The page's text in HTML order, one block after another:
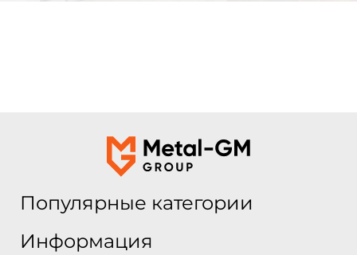
Популярные категории
Информация